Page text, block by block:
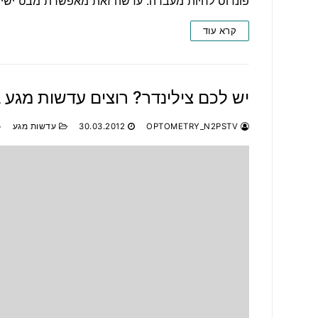
קרא עוד
יש לכם צילינדר? רוצים עדשות
30.03.2012 עדשות מגע